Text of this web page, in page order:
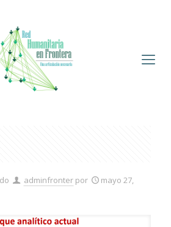
adminfronter por
mayo 27,